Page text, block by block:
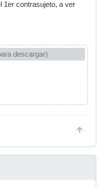
1er contrasujeto, a ver
descargar)